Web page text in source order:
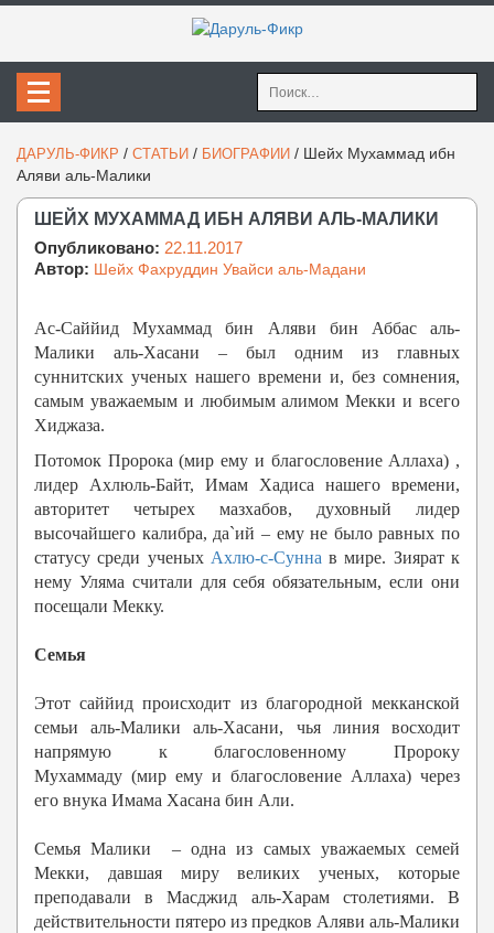
Найти:
ДАРУЛЬ-ФИКР / СТАТЬИ / БИОГРАФИИ / Шейх Мухаммад ибн
Аляви аль-Малики
ШЕЙХ МУХАММАД ИБН АЛЯВИ АЛЬ-МАЛИКИ
Опубликовано: 22.11.2017
Автор: Шейх Фахруддин Увайси аль-Мадани
Ас-Саййид Мухаммад бин Аляви бин Аббас аль-
Малики аль-Хасани – был одним из главных
суннитских ученых нашего времени и, без сомнения,
самым уважаемым и любимым алимом Мекки и всего
Хиджаза.
Потомок Пророка (мир ему и благословение Аллаха) ,
лидер Ахлюль-Байт, Имам Хадиса нашего времени,
авторитет четырех мазхабов, духовный лидер
высочайшего калибра, да`ий – ему не было равных по
статусу среди ученых Ахлю-с-Сунна в мире. Зиярат к
нему Уляма считали для себя обязательным, если они
посещали Мекку.
Семья
Этот саййид происходит из благородной мекканской
семьи аль-Малики аль-Хасани, чья линия восходит
напрямую к благословенному Пророку
Мухаммаду (мир ему и благословение Аллаха) через
его внука Имама Хасана бин Али.
Семья Малики – одна из самых уважаемых семей
Мекки, давшая миру великих ученых, которые
преподавали в Масджид аль-Харам столетиями. В
действительности пятеро из предков Аляви аль-Малики